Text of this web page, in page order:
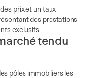
prix et un taux
des prestations
exclusifs.
tendu
pôles immobiliers les